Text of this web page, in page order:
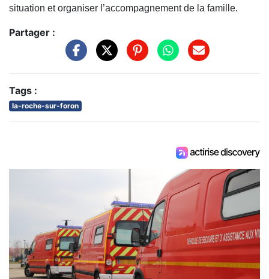
situation et organiser l’accompagnement de la famille.
Partager :
Tags :
la-roche-sur-foron